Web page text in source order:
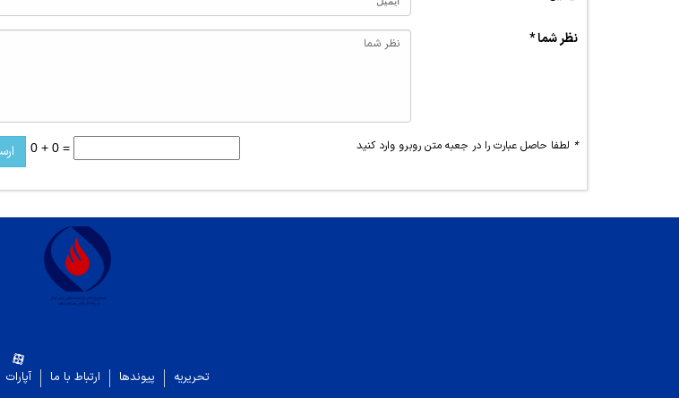
نظر شما *
* لطفا حاصل عبارت را در جعبه متن روبرو وارد کنید 0 + 0 =
تحریریه پیوندها ارتباط با ما آپارات